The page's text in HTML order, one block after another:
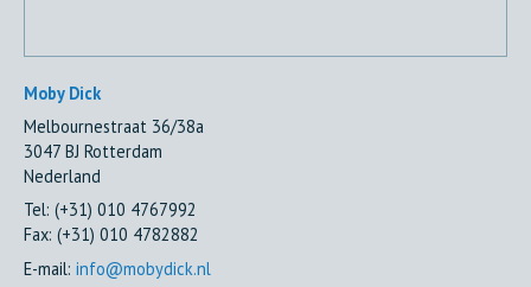
Moby Dick
Melbournestraat 36/38a
3047 BJ Rotterdam
Nederland
Tel: (+31) 010 4767992
Fax: (+31) 010 4782882
E-mail: info@mobydick.nl